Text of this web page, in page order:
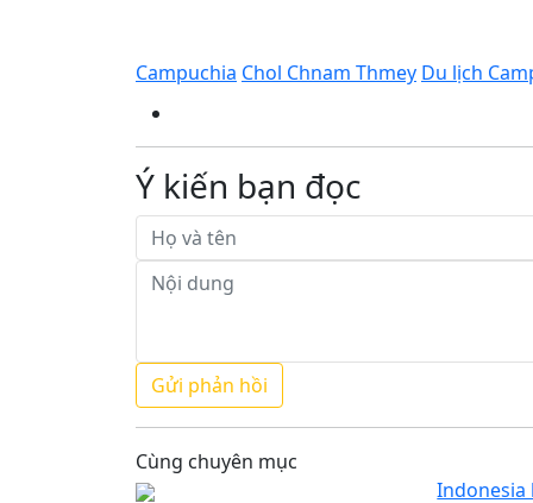
Campuchia Chol Chnam Thmey Du lịch
Ý kiến bạn đọc
Cùng chuyên mục
Indonesia